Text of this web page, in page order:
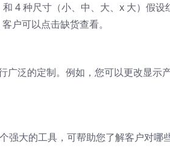
4 种尺寸（小、中、大、x 大）假设
户可以点击缺货查看。
广泛的定制。例如，您可以更改显示
强大的工具，可帮助您了解客户对哪